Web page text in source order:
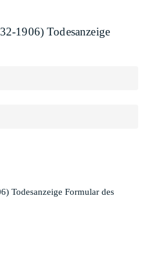
1906) Todesanzeige
Todesanzeige Formular des